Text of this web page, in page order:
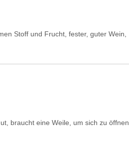
Stoff und Frucht, fester, guter Wein,
braucht eine Weile, um sich zu öffnen